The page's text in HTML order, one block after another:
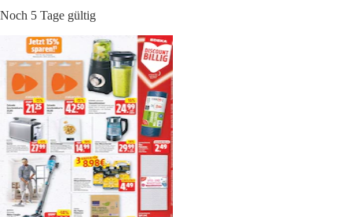
Noch 5 Tage gültig